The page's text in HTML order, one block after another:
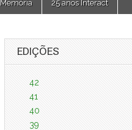
Memória 25 anos Interact
EDIÇÕES
42
41
40
39